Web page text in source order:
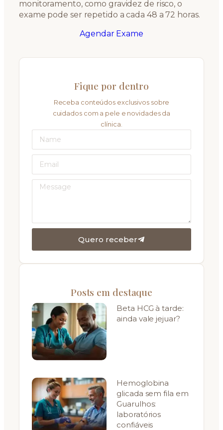
monitoramento, como gravidez de risco, o
exame pode ser repetido a cada 48 a 72 horas.
Agendar Exame
Fique por dentro
Receba conteúdos exclusivos sobre
cuidados com a pele e novidades da
clínica.
Quero receber
Posts em destaque
Beta HCG à tarde:
ainda vale jejuar?
Hemoglobina
glicada sem fila em
Guarulhos:
laboratórios
confiáveis